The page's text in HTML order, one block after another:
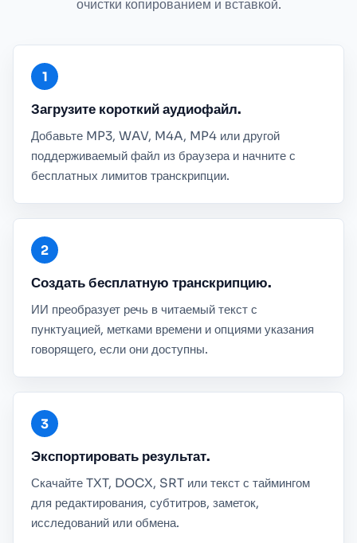
очистки копированием и вставкой.
Загрузите короткий аудиофайл.
Добавьте MP3, WAV, M4A, MP4 или другой
поддерживаемый файл из браузера и начните с
бесплатных лимитов транскрипции.
Создать бесплатную транскрипцию.
ИИ преобразует речь в читаемый текст с
пунктуацией, метками времени и опциями указания
говорящего, если они доступны.
Экспортировать результат.
Скачайте TXT, DOCX, SRT или текст с таймингом
для редактирования, субтитров, заметок,
исследований или обмена.